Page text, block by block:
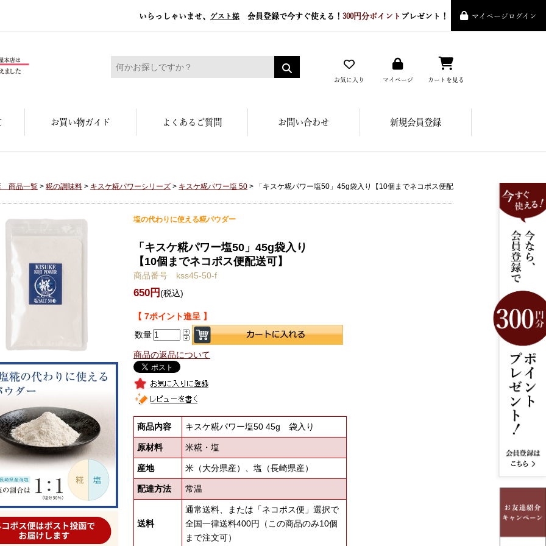
いらっしゃいませ、 ゲスト様 会員登録で今すぐ使える！ 300円分ポイント プレゼント！ マイページログイン
糀屋本店 - 元禄二年。創業三百余年の味
お気に入り マイページ カートを見る
お買い物ガイド よくあるご質問 お問い合わせ 新規会員登録
商品一覧 > 糀の調味料 > キスケ糀パワーシリーズ > キスケ糀パワー塩 50 > 「キスケ糀パワー塩50」45g袋入り【10個までネコポス便配
塩の代わりに使える糀パウダー
「キスケ糀パワー塩50」45g袋入り
【10個までネコポス便配送可】
商品番号 kss45-50-f
650円(税込)
【 7ポイント進呈 】
数量
商品の返品について
商品内容 キスケ糀パワー塩50 45g 袋入り
原材料 米糀・塩
産地 米（大分県産）、塩（長崎県産）
配達方法 常温
送料
通常送料、または「ネコポス便」選択で
全国一律送料400円（この商品のみ10個
まで注文可）